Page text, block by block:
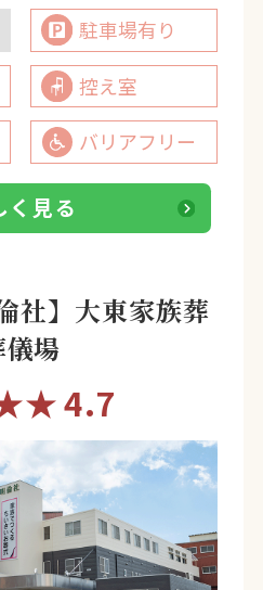
駐車場有り
控え室
バリアフリー
く見る
社】大東家族葬
場
4.7